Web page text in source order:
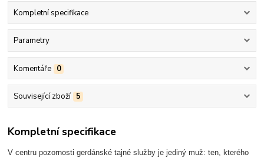
Kompletní specifikace
Parametry
Komentáře 0
Související zboží 5
Kompletní specifikace
V centru pozornosti gerdánské tajné služby je jediný muž: ten, kterého